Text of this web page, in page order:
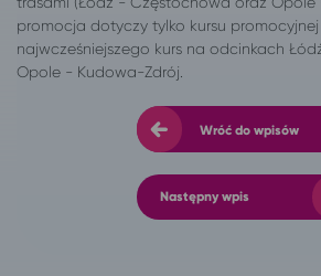
promocja dotyczy tylko kursu promocyjnej
najwcześniejszego kurs na odcinkach
Opole - Kudowa-Zdrój.
Wróć do wpisów
Następny wpis